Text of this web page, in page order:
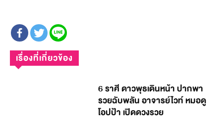
เรื่องที่เกี่ยวข้อง
6 ราศี ดาวพุธเดินหน้า ปากพา
รวยฉับพลัน อาจารย์ไวท์ หมอดู
โอปป้า เปิดดวงรวย